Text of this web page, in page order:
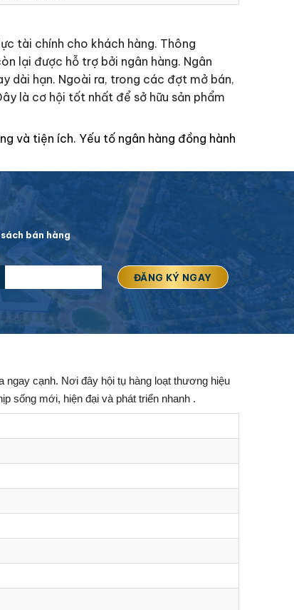
tài chính cho khách hàng. Thông
lại được hỗ trợ bởi ngân hàng. Ngân
dài hạn. Ngoài ra, trong các đợt mở bán,
là cơ hội tốt nhất để sở hữu sản phẩm
và tiện ích. Yếu tố ngân hàng đồng hành
bán hàng
ngay cạnh. Nơi đây hội tụ hàng loạt thương hiệu
sống mới, hiện đại và phát triển nhanh .